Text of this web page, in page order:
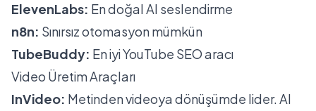
ElevenLabs: En doğal AI seslendirme
n8n: Sınırsız otomasyon mümkün
TubeBuddy: En iyi YouTube SEO aracı
Video Üretim Araçları
InVideo: Metinden videoya dönüşümde lider. AI